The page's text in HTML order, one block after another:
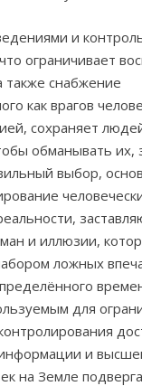
и
ограничивает
также снабжение
как врагов
сохраняет
обманывать их,
выбор,
и иллюзии,
ложных
для
и
на Земле